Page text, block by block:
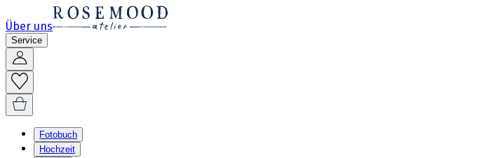
Über uns
Service
Fotobuch
Hochzeit